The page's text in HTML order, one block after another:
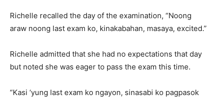
Richelle recalled the day of the examination, “Noong
araw noong last exam ko, kinakabahan, masaya, excited.”
Richelle admitted that she had no expectations that day
but noted she was eager to pass the exam this time.
“Kasi ‘yung last exam ko ngayon, sinasabi ko pagpasok